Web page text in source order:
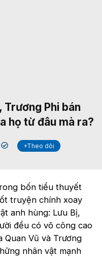
Trương Phi bán
họ từ đâu mà ra?
✔
+Theo dõi
bốn tiểu thuyết
truyện chính xoay
anh hùng: Lưu Bị,
đều có võ công cao
Quan Vũ và Trương
nhân vật mạnh